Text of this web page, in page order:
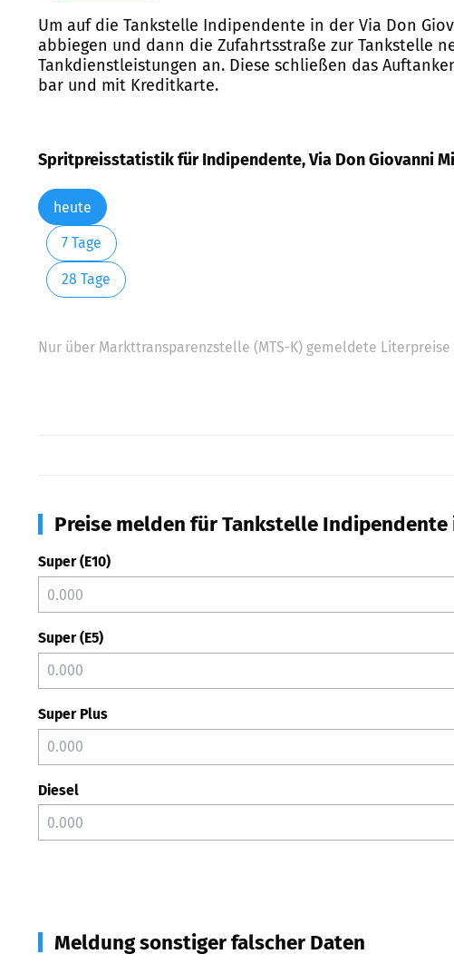
Um auf die Tankstelle Indipendente in der Via Don
abbiegen und dann die Zufahrtsstraße zur Tankstelle
Tankdienstleistungen an. Diese schließen das
bar und mit Kreditkarte.
Spritpreisstatistik für Indipendente, Via Don Giovanni
heute
7 Tage
28 Tage
Nur über Markttransparenzstelle (MTS-K) gemeldete
Preise melden für Tankstelle Indipendente
Super (E10)
Super (E5)
Super Plus
Diesel
Meldung sonstiger falscher Daten